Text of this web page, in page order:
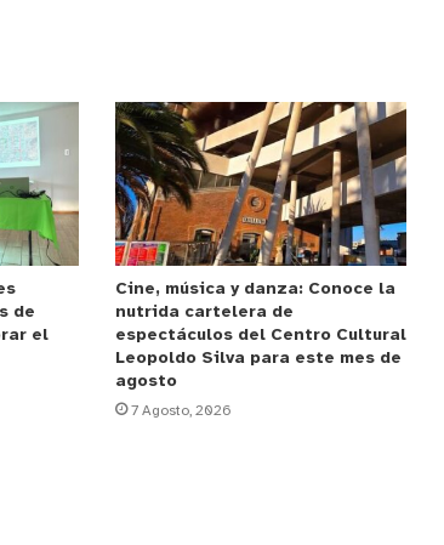
de
el
Cine, música y danza: Conoce la
nutrida cartelera de
espectáculos del Centro Cultural
Leopoldo Silva para este mes de
agosto
7 Agosto, 2026